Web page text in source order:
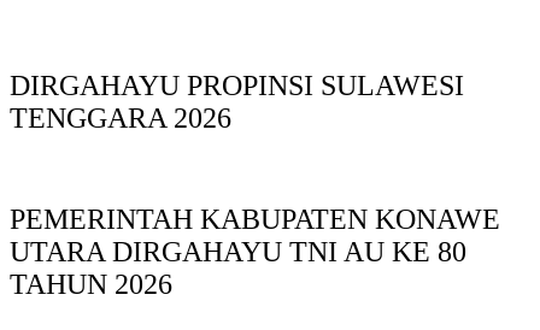
DIRGAHAYU PROPINSI SULAWESI
TENGGARA 2026
PEMERINTAH KABUPATEN KONAWE
UTARA DIRGAHAYU TNI AU KE 80
TAHUN 2026